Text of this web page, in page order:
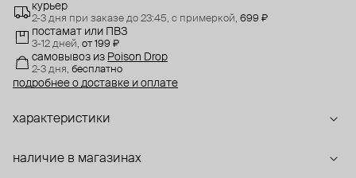
курьер
2-3 дня при заказе до 23:45, с примеркой, 699 ₽
постамат или ПВЗ
3-12 дней, от 199 ₽
самовывоз из Poison Drop
2-3 дня, бесплатно
подробнее о доставке и оплате
характеристики
наличие в магазинах